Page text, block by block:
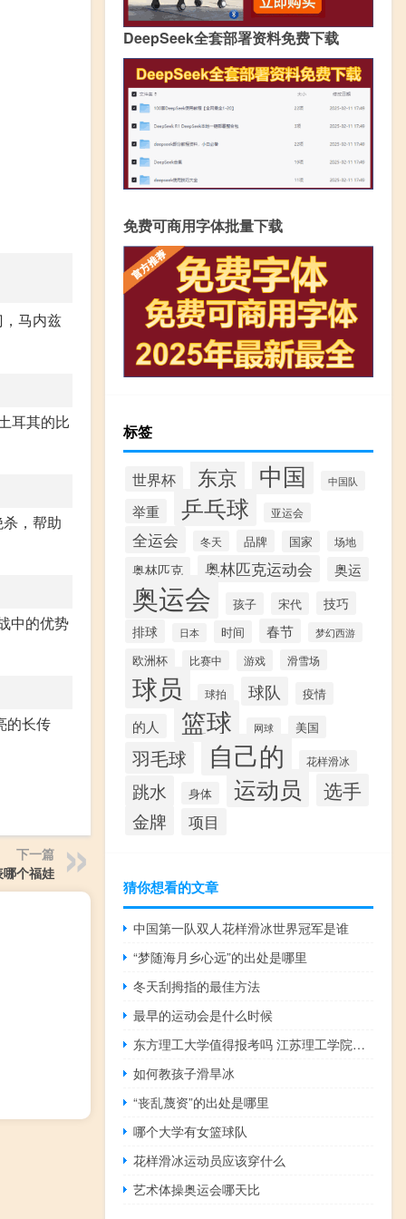
马内兹
耳其的比
，帮助
中的优势
的长传
下一篇
个福娃
DeepSeek全套部署资料免费下载
免费可商用字体批量下载
标签
世界杯 东京 中国 中国队
举重 乒乓球 亚运会
全运会 冬天 品牌 国家 场地
奥林匹克 奥林匹克运动会 奥运
奥运会 孩子 宋代
技巧
排球
日本 时间 春节 梦幻西游
欧洲杯 比赛中 游戏 滑雪场
球员 球拍 球队 疫情
的人 篮球 网球 美国
羽毛球 自己的 花样滑冰
跳水 身体 运动员 选手
金牌 项目
猜你想看的文章
中国第一队双人花样滑冰世界冠军是谁
“梦随海月乡心远”的出处是哪里
冬天刮拇指的最佳方法
最早的运动会是什么时候
东方理工大学值得报考吗 江苏理工学院东方学院
如何教孩子滑旱冰
“丧乱蔑资”的出处是哪里
哪个大学有女篮球队
花样滑冰运动员应该穿什么
艺术体操奥运会哪天比